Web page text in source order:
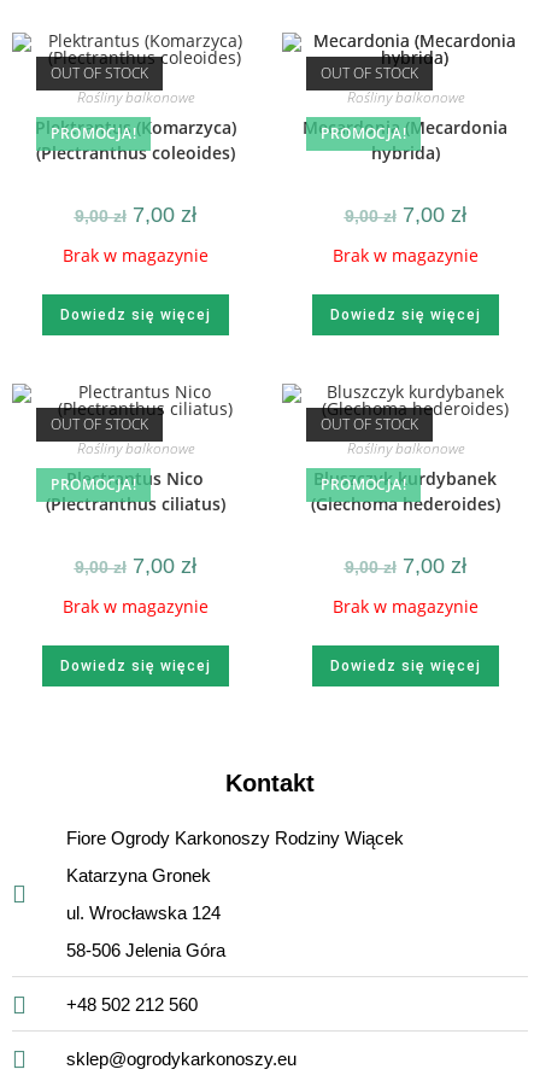
OUT OF STOCK
PROMOCJA!
Rośliny balkonowe
Plektrantus (Komarzyca)
(Plectranthus coleoides)
9,00zł 7,00 zł
Brak w magazynie
Dowiedz się więcej
OUT OF STOCK
PROMOCJA!
Rośliny balkonowe
Mecardonia (Mecardonia
hybrida)
9,00zł 7,00 zł
Brak w magazynie
Dowiedz się więcej
OUT OF STOCK
PROMOCJA!
Rośliny balkonowe
Plectrantus Nico
(Plectranthus ciliatus)
9,00zł 7,00 zł
Brak w magazynie
Dowiedz się więcej
OUT OF STOCK
PROMOCJA!
Rośliny balkonowe
Bluszczyk kurdybanek
(Glechoma hederoides)
9,00zł 7,00 zł
Brak w magazynie
Dowiedz się więcej
Kontakt
Fiore Ogrody Karkonoszy Rodziny Wiącek
Katarzyna Gronek
ul. Wrocławska 124
58-506 Jelenia Góra
+48 502 212 560
sklep@ogrodykarkonoszy.eu